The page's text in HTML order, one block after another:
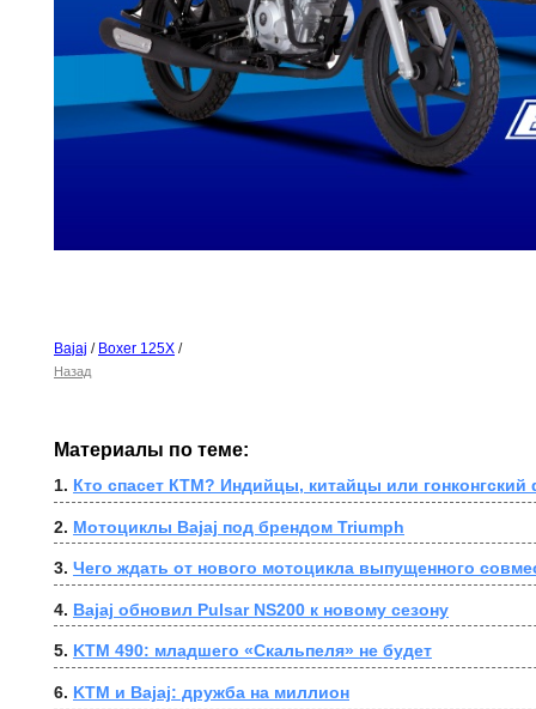
Bajaj / Boxer 125X /
Назад
Материалы по теме:
1. Кто спасет КТМ? Индийцы, китайцы или гонконгский
2. Мотоциклы Bajaj под брендом Triumph
3. Чего ждать от нового мотоцикла выпущенного
4. Bajaj обновил Pulsar NS200 к новому сезону
5. KTM 490: младшего «Скальпеля» не будет
6. KTM и Bajaj: дружба на миллион